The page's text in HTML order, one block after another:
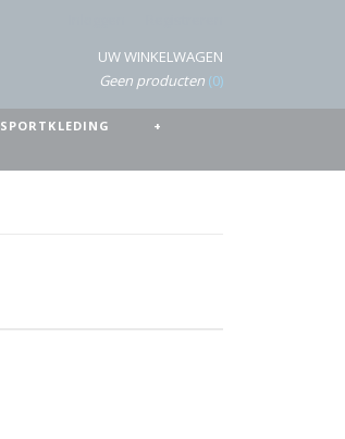
UW WINKELWAGEN
Geen producten (0)
SPORTKLEDING +